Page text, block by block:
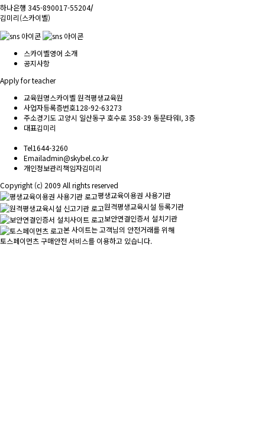
하나은행 345-890017-55204/
김미리(스카이벨)
스카이벨영어 소개
공지사항
Apply for teacher
교육원명스카이벨 원격평생교육원
사업자등록증번호128-92-63273
주소경기도 고양시 일산동구 호수로 358-39 동문타워I, 3층
대표김미리
Tel1644-3260
Emailadmin@skybel.co.kr
개인정보관리책임자김미리
Copyright (c) 2009 All rights reserved
평생교육이용권 사용기관
원격평생교육시설 등록기관
보안연결인증서 설치기관
본 사이트는 고객님의 안전거래를 위해
토스페이먼츠 구매안전 서비스를 이용하고 있습니다.